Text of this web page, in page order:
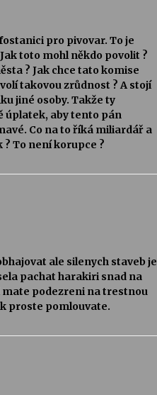
pro pivovar. To je
toto mohl někdo povolit ?
? Jak chce tato komise
takovou zrůdnost ? A stojí
jiné osoby. Takže ty
úplatek, aby tento pán
Co na to říká miliardář a
To není korupce ?
ale silenych staveb je
pachat harakiri snad na
podezreni na trestnou
proste pomlouvate.